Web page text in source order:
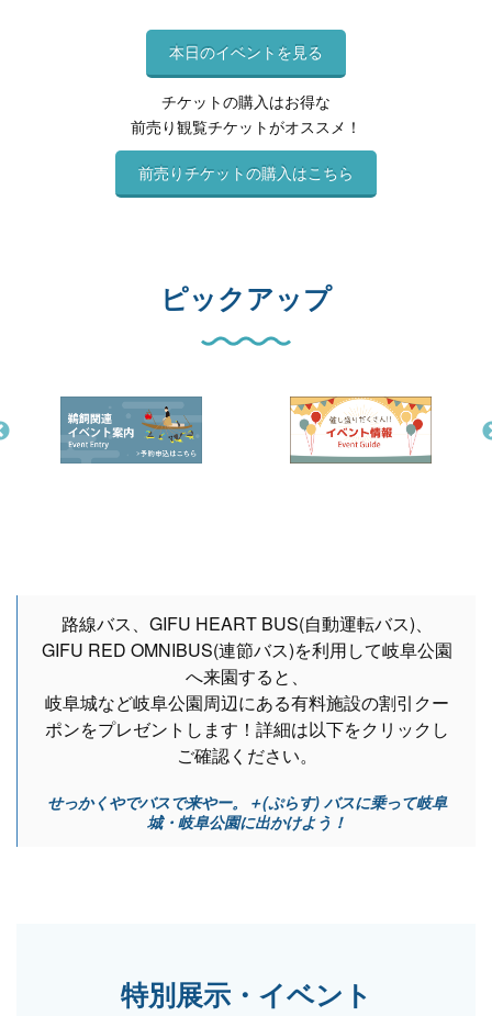
本日のイベントを見る
チケットの購入はお得な
前売り観覧チケットがオススメ！
前売りチケットの購入はこちら
ピックアップ
路線バス、GIFU HEART BUS(自動運転バス)、
GIFU RED OMNIBUS(連節バス)を利用して岐阜公園
へ来園すると、
岐阜城など岐阜公園周辺にある有料施設の割引クー
ポンをプレゼントします！詳細は以下をクリックし
ご確認ください。
せっかくやでバスで来やー。＋(ぷらす) バスに乗って岐阜
城・岐阜公園に出かけよう！
特別展示・イベント